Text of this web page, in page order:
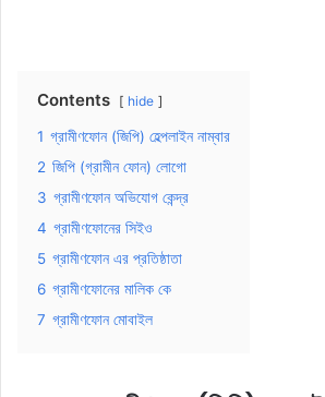
Contents hide
1 গ্রামীণফোন (জিপি) হেল্পলাইন নাম্বার
2 জিপি (গ্রামীন ফোন) লোগো
3 গ্রামীণফোন অভিযোগ কেন্দ্র
4 গ্রামীণফোনের সিইও
5 গ্রামীণফোন এর প্রতিষ্ঠাতা
6 গ্রামীণফোনের মালিক কে
7 গ্রামীণফোন মোবাইল